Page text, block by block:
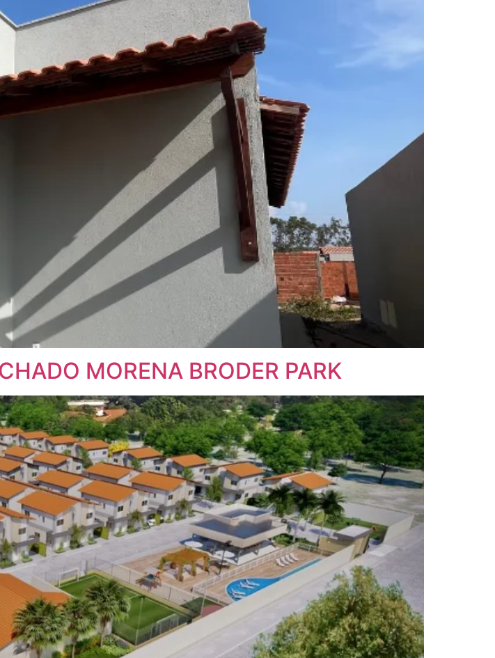
MORENA BRODER PARK